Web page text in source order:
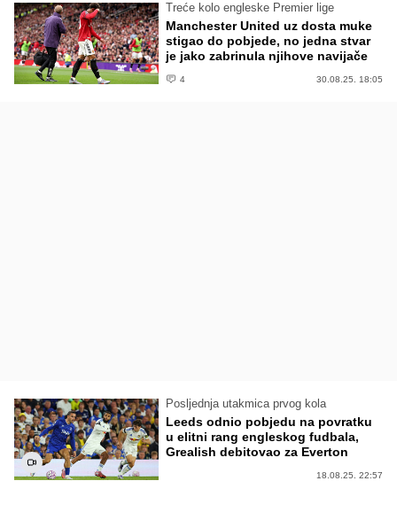
Treće kolo engleske Premier lige
Manchester United uz dosta muke
stigao do pobjede, no jedna stvar
je jako zabrinula njihove navijače
4 30.08.25. 18:05
Posljednja utakmica prvog kola
Leeds odnio pobjedu na povratku
u elitni rang engleskog fudbala,
Grealish debitovao za Everton
18.08.25. 22:57